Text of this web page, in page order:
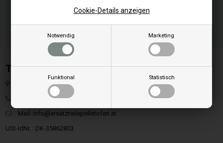
Notwendig Marketing
Funktional Statistisch
Cookie-Details anzeigen
Team SpareParts Group ApS
Klejsgaardvej 19A, Dk-7130 Juelsminde, Dänemark
Tel: +49 40 299 99274
Mail: info@ersatzteilepelletofen.at
USt-IdNr. : DK-35862803